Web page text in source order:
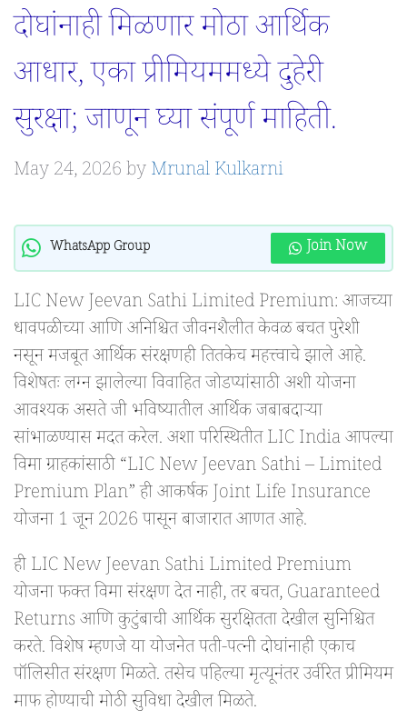
दोघांनाही मिळणार मोठा आर्थिक
आधार, एका प्रीमियममध्ये दुहेरी
सुरक्षा; जाणून घ्या संपूर्ण माहिती.
May 24, 2026byMrunal Kulkarni
WhatsApp Group Join Now
LIC New Jeevan Sathi Limited Premium: आजच्या
धावपळीच्या आणि अनिश्चित जीवनशैलीत केवळ बचत पुरेशी
नसून मजबूत आर्थिक संरक्षणही तितकेच महत्त्वाचे झाले आहे.
विशेषतः लग्न झालेल्या विवाहित जोडप्यांसाठी अशी योजना
आवश्यक असते जी भविष्यातील आर्थिक जबाबदाऱ्या
सांभाळण्यास मदत करेल. अशा परिस्थितीत LIC India आपल्या
विमा ग्राहकांसाठी “LIC New Jeevan Sathi – Limited
Premium Plan” ही आकर्षक Joint Life Insurance
योजना 1 जून 2026 पासून बाजारात आणत आहे.
ही LIC New Jeevan Sathi Limited Premium
योजना फक्त विमा संरक्षण देत नाही, तर बचत, Guaranteed
Returns आणि कुटुंबाची आर्थिक सुरक्षितता देखील सुनिश्चित
करते. विशेष म्हणजे या योजनेत पती-पत्नी दोघांनाही एकाच
पॉलिसीत संरक्षण मिळते. तसेच पहिल्या मृत्यूनंतर उर्वरित प्रीमियम
माफ होण्याची मोठी सुविधा देखील मिळते.